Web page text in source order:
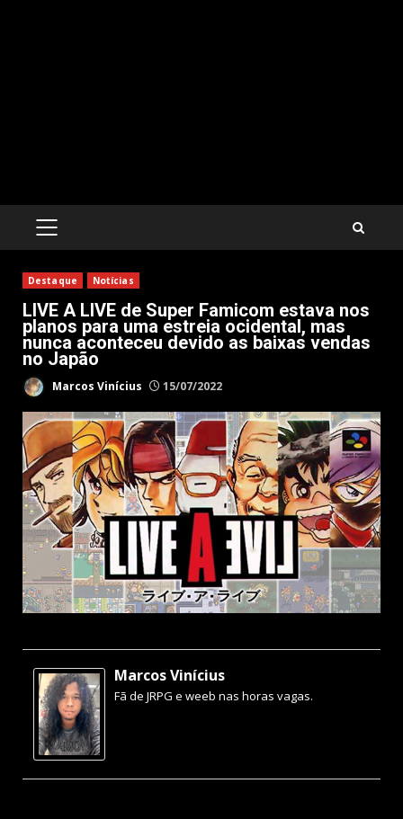
PRIMARY
Destaque Notícias
LIVE A LIVE de Super Famicom estava nos
planos para uma estreia ocidental, mas
nunca aconteceu devido as baixas vendas
no Japão
Marcos Vinícius 15/07/2022
Marcos Vinícius
Fã de JRPG e weeb nas horas vagas.